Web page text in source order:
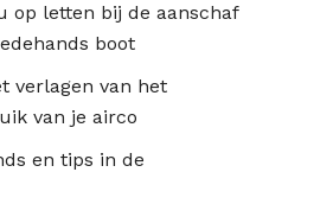
op letten bij de aanschaf
boot
verlagen van het
van je airco
en tips in de